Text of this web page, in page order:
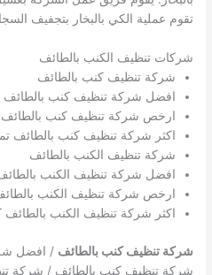
تقوم عملية الكي بالبخار بتجفيف
شركات تنظيف الكنب بالطائف
شركة تنظيف كنب بالطائف
افضل شركة تنظيف كنب بالطائف
ارخص شركة تنظيف كنب بالطائف
اكثر شركة تنظيف كنب بالطائف
شركة تنظيف الكنب بالطائف
افضل شركة تنظيف الكنب
ارخص شركة تنظيف الكنب
اكثر شركة تنظيف الكنب بالطائف
شركة تنظيف كنب بالطائف / افضل
شركة تنظيف كنب بالطائف / شركة